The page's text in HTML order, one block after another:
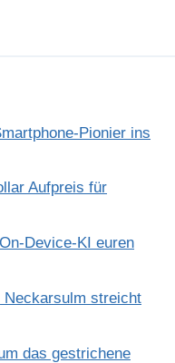
Pionier ins
Aufpreis für
Device-KI euren
streicht
das gestrichene